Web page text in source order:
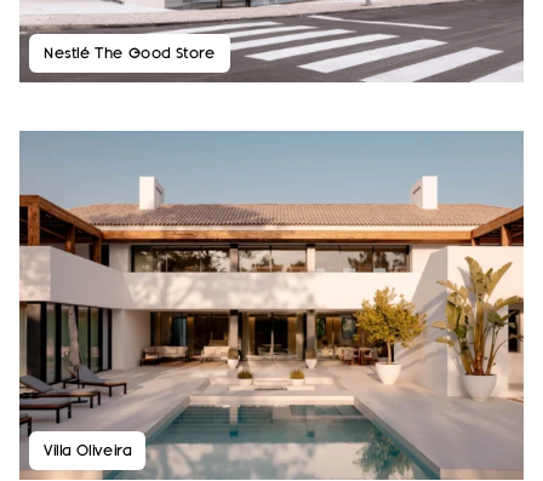
Nestlé The Good Store
Villa Oliveira